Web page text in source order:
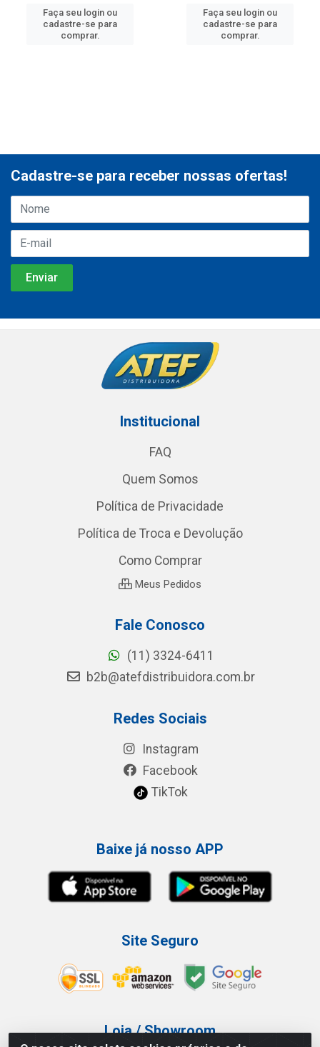
Faça seu login ou
cadastre-se para
comprar.
Faça seu login ou
cadastre-se para
comprar.
Cadastre-se para receber nossas ofertas!
Institucional
FAQ
Quem Somos
Política de Privacidade
Política de Troca e Devolução
Como Comprar
Meus Pedidos
Fale Conosco
(11) 3324-6411
b2b@atefdistribuidora.com.br
Redes Sociais
Instagram
Facebook
TikTok
Baixe já nosso APP
Site Seguro
Loja / Showroom